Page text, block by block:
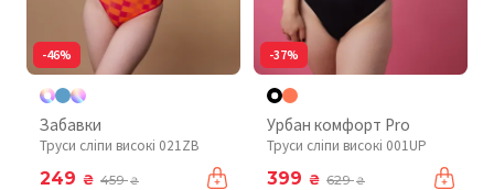
-46%
Забавки
Труси сліпи високі 021ZB
249 ₴ 459₴
-37%
Урбан комфорт Pro
Труси сліпи високі 001UP
399 ₴ 629₴